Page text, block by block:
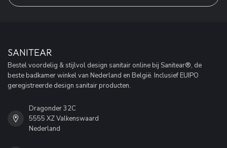
SANITEAR
Bestel voordelig & stijlvol design sanitair online bij Sanitear®, de
beste badkamer winkel van Nederland en België. Inclusief EUIPO
geregistreerde design sanitair producten.
Dragonder 32C
5555 XZ Valkenswaard
Nederland